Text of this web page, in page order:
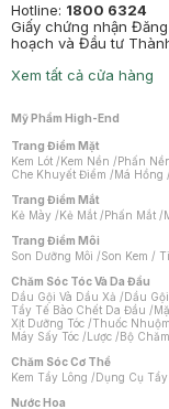
Hotline: 1800 6324
Giấy chứng nhận
hoạch và Đầu tư
Xem tất cả cửa hàng
Mỹ Phẩm High-End
Trang Điểm Mặt
Kem Lót /Kem Nền /Phấn
Che Khuyết Điểm /Má Hồng /
Trang Điểm Mắt
Kẻ Mày /Kẻ Mắt /Phấn Mắt /
Trang Điểm Môi
Son Dưỡng Môi /Son Kem /
Chăm Sóc Tóc Và Da Đầu
Dầu Gội Và Dầu Xả /Dầu Gội
Tẩy Tế Bào Chết Da Đầu /
Xịt Dưỡng Tóc /Thuốc
Máy Sấy Tóc /Lược /Bộ
Chăm Sóc Cơ Thể
Kem Tẩy Lông /Dụng Cụ Tẩy
Nước Hoa